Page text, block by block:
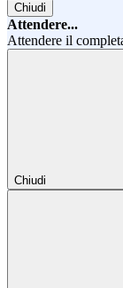
Chiudi
Attendere...
Attendere il
Chiudi